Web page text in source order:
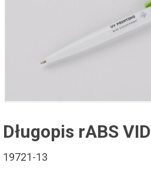
Długopis rABS VID
19721-13